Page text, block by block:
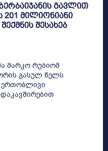
გავლით
201 მილიონიანი
შესახებ
მარკო რუბიომ
გასულ წელს
ერთობლივი